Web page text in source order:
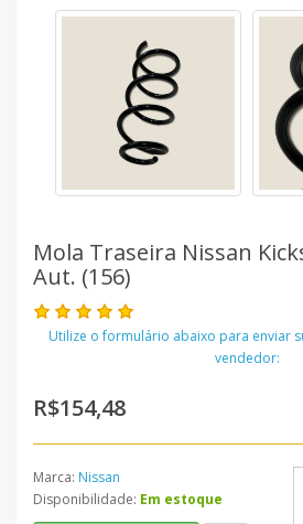
Mola Traseira Nissan
Aut. (156)
Utilize o formulário abaixo para enviar
vendedor:
R$154,48
Marca: Nissan
Disponibilidade: Em estoque